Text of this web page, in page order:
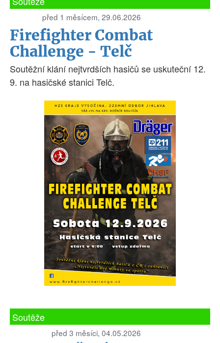
před 1 měsícem, 29.06.2026
Firefighter Combat
Challenge - Telč
Soutěžní klání nejtvrdších hasičů se uskuteční 12.
9. na hasičské stanici Telč.
Soutěže
před 3 měsíci, 04.05.2026